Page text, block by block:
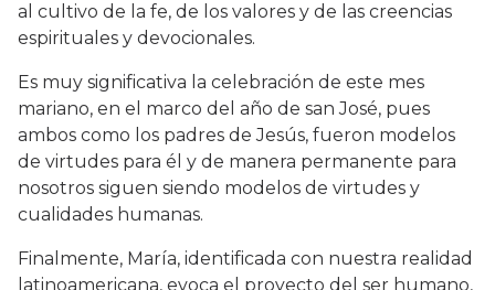
al cultivo de la fe, de los valores y de las creencias
espirituales y devocionales.
Es muy significativa la celebración de este mes
mariano, en el marco del año de san José, pues
ambos como los padres de Jesús, fueron modelos
de virtudes para él y de manera permanente para
nosotros siguen siendo modelos de virtudes y
cualidades humanas.
Finalmente, María, identificada con nuestra realidad
latinoamericana, evoca el proyecto del ser humano,